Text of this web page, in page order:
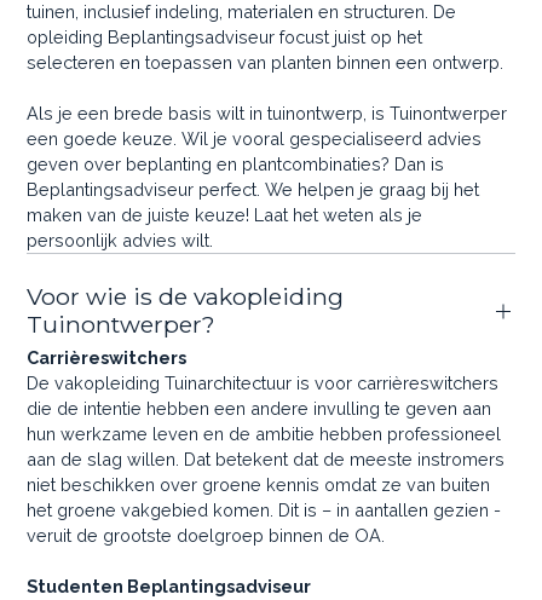
tuinen, inclusief indeling, materialen en structuren. De
opleiding Beplantingsadviseur focust juist op het
selecteren en toepassen van planten binnen een ontwerp.
Als je een brede basis wilt in tuinontwerp, is Tuinontwerper
een goede keuze. Wil je vooral gespecialiseerd advies
geven over beplanting en plantcombinaties? Dan is
Beplantingsadviseur perfect. We helpen je graag bij het
maken van de juiste keuze! Laat het weten als je
persoonlijk advies wilt.
Voor wie is de vakopleiding
Tuinontwerper?
Carrièreswitchers
De vakopleiding Tuinarchitectuur is voor carrièreswitchers
die de intentie hebben een andere invulling te geven aan
hun werkzame leven en de ambitie hebben professioneel
aan de slag willen. Dat betekent dat de meeste instromers
niet beschikken over groene kennis omdat ze van buiten
het groene vakgebied komen. Dit is – in aantallen gezien -
veruit de grootste doelgroep binnen de OA.
Studenten Beplantingsadviseur